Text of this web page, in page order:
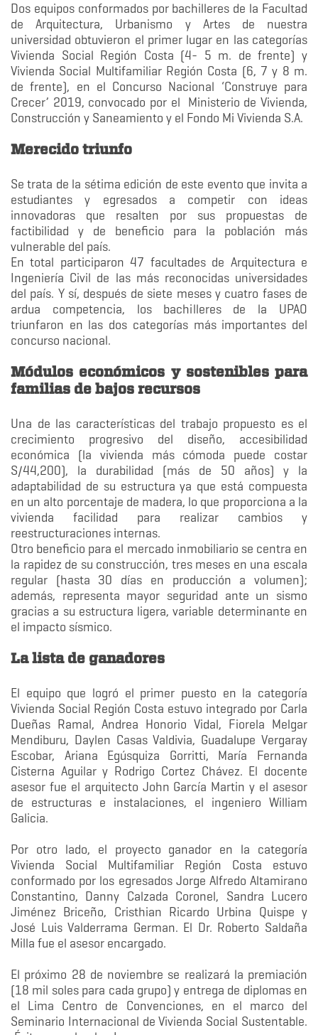
Dos equipos conformados por bachilleres de la Facultad
de Arquitectura, Urbanismo y Artes de nuestra
universidad obtuvieron el primer lugar en las categorías
Vivienda Social Región Costa (4- 5 m. de frente) y
Vivienda Social Multifamiliar Región Costa (6, 7 y 8 m.
de frente), en el Concurso Nacional ‘Construye para
Crecer’ 2019, convocado por el Ministerio de Vivienda,
Construcción y Saneamiento y el Fondo Mi Vivienda S.A.
Merecido triunfo
Se trata de la sétima edición de este evento que invita a
estudiantes y egresados a competir con ideas
innovadoras que resalten por sus propuestas de
factibilidad y de beneficio para la población más
vulnerable del país.
En total participaron 47 facultades de Arquitectura e
Ingeniería Civil de las más reconocidas universidades
del país. Y sí, después de siete meses y cuatro fases de
ardua competencia, los bachilleres de la UPAO
triunfaron en las dos categorías más importantes del
concurso nacional.
Módulos económicos y sostenibles para
familias de bajos recursos
Una de las características del trabajo propuesto es el
crecimiento progresivo del diseño, accesibilidad
económica (la vivienda más cómoda puede costar
S/44,200), la durabilidad (más de 50 años) y la
adaptabilidad de su estructura ya que está compuesta
en un alto porcentaje de madera, lo que proporciona a la
vivienda facilidad para realizar cambios y
reestructuraciones internas.
Otro beneficio para el mercado inmobiliario se centra en
la rapidez de su construcción, tres meses en una escala
regular (hasta 30 días en producción a volumen);
además, representa mayor seguridad ante un sismo
gracias a su estructura ligera, variable determinante en
el impacto sísmico.
La lista de ganadores
El equipo que logró el primer puesto en la categoría
Vivienda Social Región Costa estuvo integrado por Carla
Dueñas Ramal, Andrea Honorio Vidal, Fiorela Melgar
Mendiburu, Daylen Casas Valdivia, Guadalupe Vergaray
Escobar, Ariana Egúsquiza Gorritti, María Fernanda
Cisterna Aguilar y Rodrigo Cortez Chávez. El docente
asesor fue el arquitecto John García Martin y el asesor
de estructuras e instalaciones, el ingeniero William
Galicia.
Por otro lado, el proyecto ganador en la categoría
Vivienda Social Multifamiliar Región Costa estuvo
conformado por los egresados Jorge Alfredo Altamirano
Constantino, Danny Calzada Coronel, Sandra Lucero
Jiménez Briceño, Cristhian Ricardo Urbina Quispe y
José Luis Valderrama German. El Dr. Roberto Saldaña
Milla fue el asesor encargado.
El próximo 28 de noviembre se realizará la premiación
(18 mil soles para cada grupo) y entrega de diplomas en
el Lima Centro de Convenciones, en el marco del
Seminario Internacional de Vivienda Social Sustentable.